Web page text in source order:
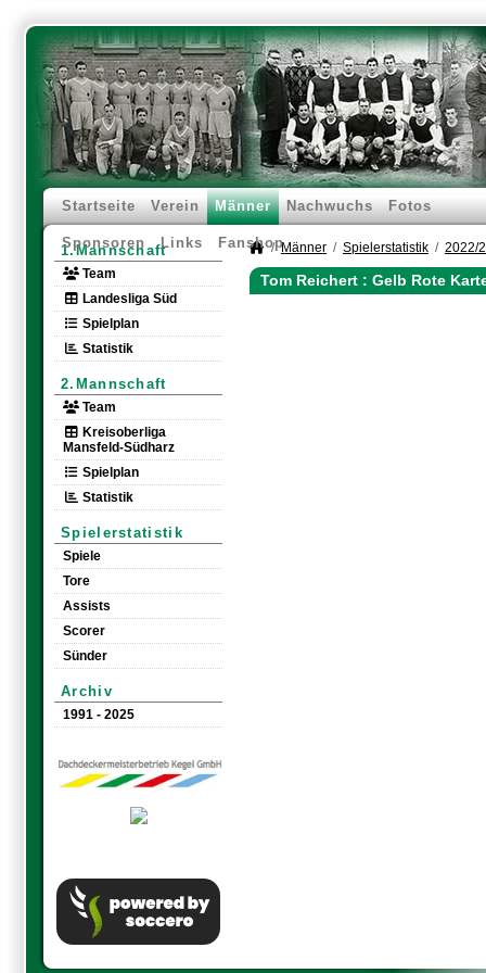
Startseite Verein Männer Nachwuchs Fotos
Sponsoren Links Fanshop
1.Mannschaft
Team
Landesliga Süd
Spielplan
Statistik
2.Mannschaft
Team
Kreisoberliga
Mansfeld-Südharz
Spielplan
Statistik
Spielerstatistik
Spiele
Tore
Assists
Scorer
Sünder
Archiv
1991 - 2025
Männer Spielerstatistik 2022/
Tom Reichert : Gelb Rote